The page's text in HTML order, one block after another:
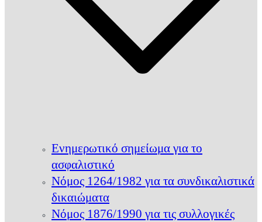
Ενημερωτικό σημείωμα για το
ασφαλιστικό
Νόμος 1264/1982 για τα συνδικαλιστικά
δικαιώματα
Νόμος 1876/1990 για τις συλλογικές